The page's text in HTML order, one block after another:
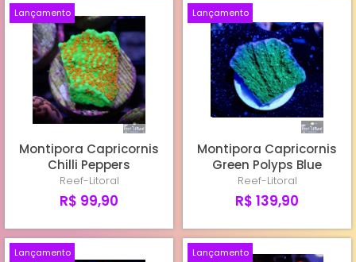
Lançamento
Montipora Capricornis
Chilli Peppers
Reef-Litoral
R$ 99,90
Lançamento
Montipora Capricornis
Green Polyps Blue
Reef-Litoral
R$ 139,90
Lançamento Lançamento